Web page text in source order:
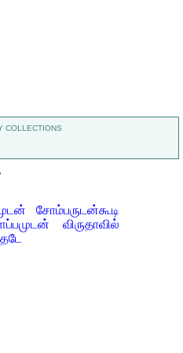
COLLECTIONS
சோம்பருடன்கூடி
விருதாவில்